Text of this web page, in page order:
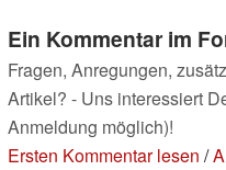
Ein Kommentar im
Fragen, Anregungen,
Artikel? - Uns interessiert
Anmeldung möglich)!
Ersten Kommentar lesen /